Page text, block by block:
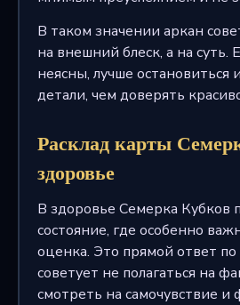
В таком значении аркан
на внешний блеск, а на суть.
неясны, лучше остановиться
детали, чем доверять
Расклад карты
здоровье
В здоровье Семерка Кубков
состояние, где особенно
оценка. Это прямой ответ по
советует не полагаться на
смотреть на самочувствие и